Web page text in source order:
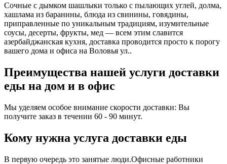
Сочные с дымком шашлыки только с пылающих углей, долма,
хашлама из баранины, блюда из свинины, говядины,
приправленные по уникальным традициям, изумительные
соусы, десерты, фрукты, мед — всем этим славится
азербайджанская кухня, доставка проводится просто к порогу
вашего дома и офиса на Воловья ул..
Преимущества нашей услуги доставки
еды на дом и в офис
Мы уделяем особое внимание скорости доставки: Вы
получите заказ в течении 60 - 90 минут.
Кому нужна услуга доставки еды
В первую очередь это занятые люди.Офисные работники